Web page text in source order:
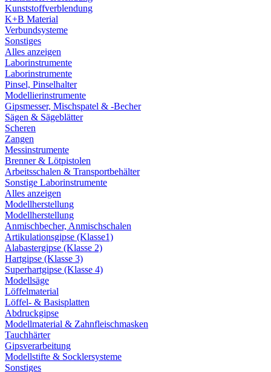
Kunststoffverblendung
K+B Material
Verbundsysteme
Sonstiges
Alles anzeigen
Laborinstrumente
Laborinstrumente
Pinsel, Pinselhalter
Modellierinstrumente
Gipsmesser, Mischspatel & -Becher
Sägen & Sägeblätter
Scheren
Zangen
Messinstrumente
Brenner & Lötpistolen
Arbeitsschalen & Transportbehälter
Sonstige Laborinstrumente
Alles anzeigen
Modellherstellung
Modellherstellung
Anmischbecher, Anmischschalen
Artikulationsgipse (Klasse1)
Alabastergipse (Klasse 2)
Hartgipse (Klasse 3)
Superhartgipse (Klasse 4)
Modellsäge
Löffelmaterial
Löffel- & Basisplatten
Abdruckgipse
Modellmaterial & Zahnfleischmasken
Tauchhärter
Gipsverarbeitung
Modellstifte & Socklersysteme
Sonstiges